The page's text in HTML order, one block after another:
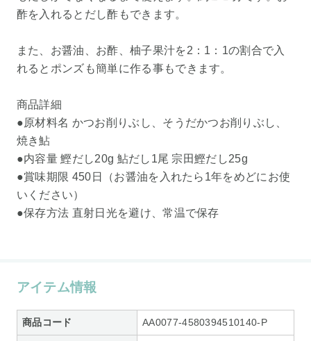
酢を入れるとだし酢もできます。
また、お醤油、お酢、柚子果汁を2：1：1の割合で入
れるとポンズも簡単に作る事もできます。
商品詳細
●原材料名 かつお削りぶし、そうだかつお削りぶし、
焼き鮎
●内容量 鰹だし20g 鮎だし1尾 宗田鰹だし25g
●賞味期限 450日（お醤油を入れたら1年をめどにお使
いください）
●保存方法 直射日光を避け、常温で保存
アイテム情報
商品コード AA0077-4580394510140-P